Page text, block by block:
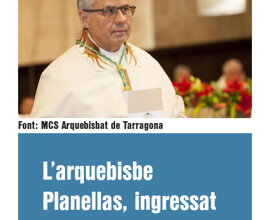
Font: MCS Arquebisbat de Tarragona
L’arquebisbe
Planellas, ingressat